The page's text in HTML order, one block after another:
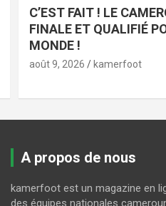
C’EST FAIT ! LE
FINALE ET QUALIFIÉ
MONDE !
août 9, 2026 kamerfoot
A propos de nous
kamerfoot est un magazine en
des équipes nationales